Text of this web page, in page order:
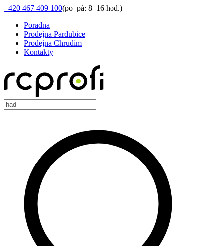
+420 467 409 100(po–pá: 8–16 hod.)
Poradna
Prodejna Pardubice
Prodejna Chrudim
Kontakty